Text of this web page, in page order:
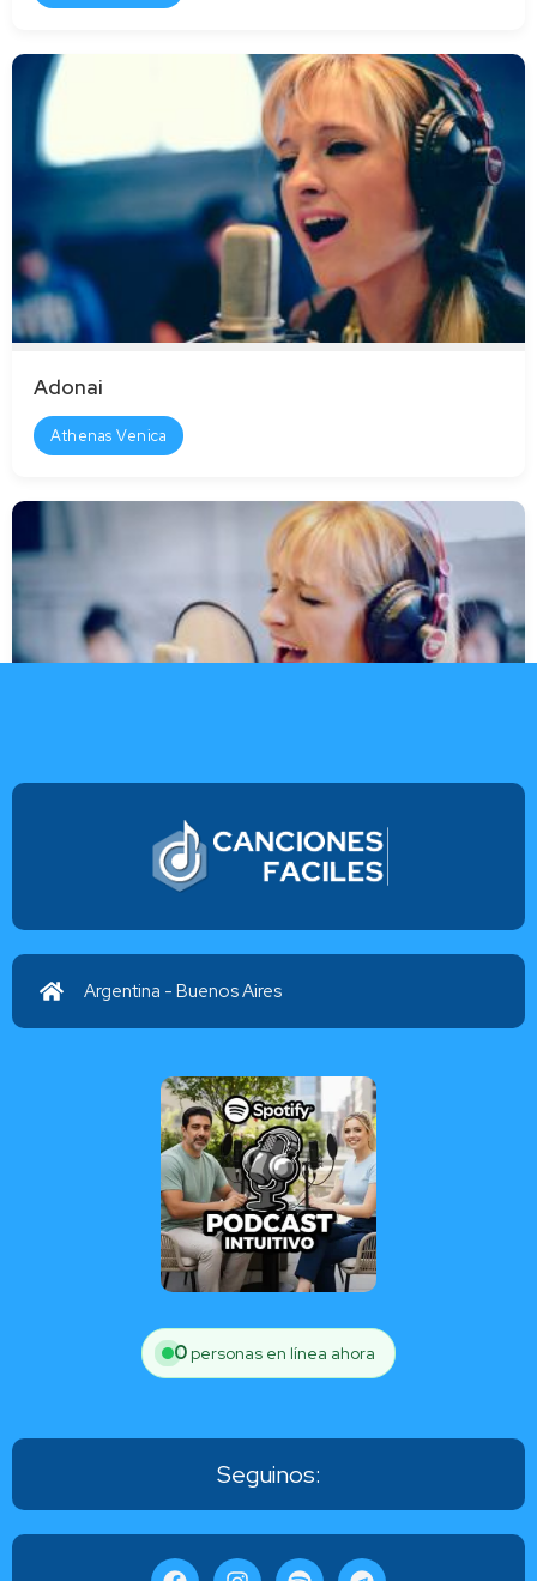
Adonai
Athenas Venica
Athenas Venica
Argentina - Buenos Aires
0 personas en línea ahora
Seguinos: